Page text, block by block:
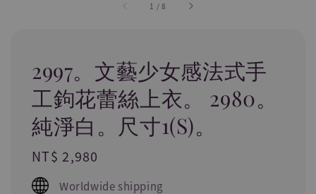
1 /8
2997。文藝少女感法式手
工鉤花蕾絲上衣。 2980。
純淨白。尺寸1(S)。
Regular
price
NT$ 2,980
Worldwide shipping